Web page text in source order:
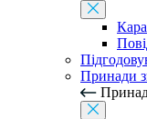
Принади